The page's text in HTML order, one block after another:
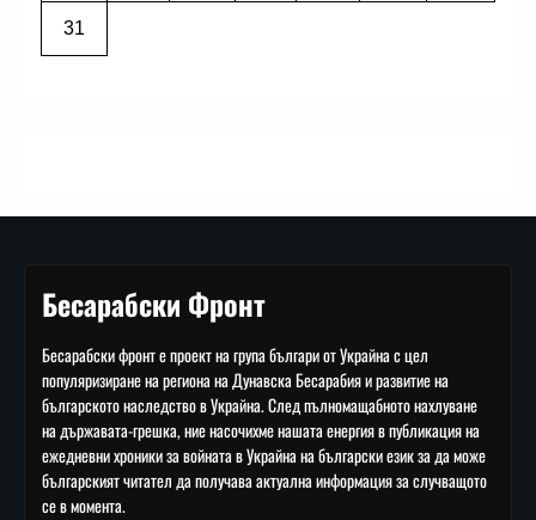
31
Бесарабски Фронт
Бесарабски фронт е проект на група българи от Украйна с цел
популяризиране на региона на Дунавска Бесарабия и развитие на
българското наследство в Украйна. След пълномащабното нахлуване
на държавата-грешка, ние насочихме нашата енергия в публикация на
ежедневни хроники за войната в Украйна на български език за да може
българският читател да получава актуална информация за случващото
се в момента.